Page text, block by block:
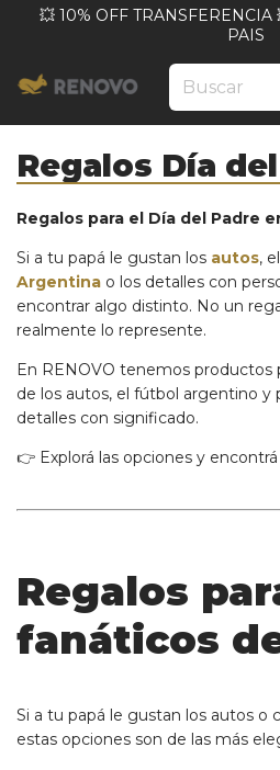
💥 10% OFF
PAIS
Regalos Día
Regalos para el Día del Padre
Si a tu papá le gustan los autos, el
Argentina o los detalles con
encontrar algo distinto. No un
realmente lo represente.
En RENOVO tenemos productos
de los autos, el fútbol argentino y
detalles con significado.
👉 Explorá las opciones y
Regalos
fanáticos
Si a tu papá le gustan los autos o
estas opciones son de las más